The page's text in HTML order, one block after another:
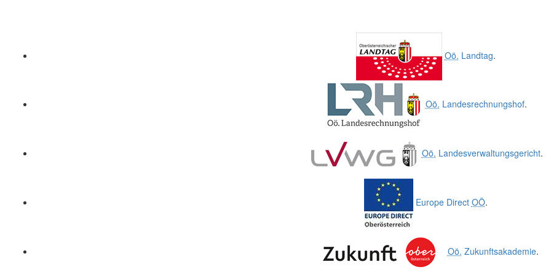
Oö. Landtag.
Oö. Landesrechnungshof.
Oö. Landesverwaltungsgericht.
Europe Direct OÖ.
Oö. Zukunftsakademie.